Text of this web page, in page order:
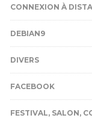
CONNEXION À
DEBIAN9
DIVERS
FACEBOOK
FESTIVAL, SALON,